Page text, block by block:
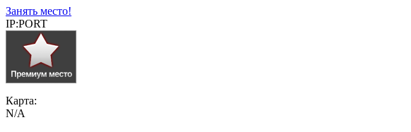
Занять место!
IP:PORT
Карта:
N/A